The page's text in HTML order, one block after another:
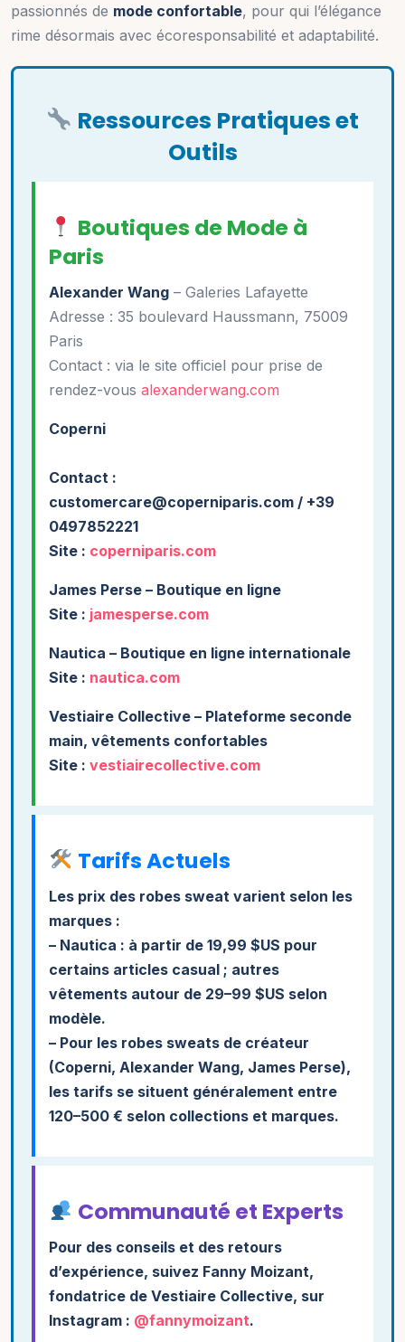
passionnés de mode confortable, pour qui l’élégance
rime désormais avec écoresponsabilité et adaptabilité.
Ressources Pratiques et
Outils
Boutiques de Mode à
Paris
Alexander Wang – Galeries Lafayette
Adresse : 35 boulevard Haussmann, 75009
Paris
Contact : via le site officiel pour prise de
rendez-vous alexanderwang.com
Coperni
Contact :
customercare@coperniparis.com / +39
0497852221
Site : coperniparis.com
James Perse – Boutique en ligne
Site : jamesperse.com
Nautica – Boutique en ligne internationale
Site : nautica.com
Vestiaire Collective – Plateforme seconde
main, vêtements confortables
Site : vestiairecollective.com
Tarifs Actuels
Les prix des robes sweat varient selon les
marques :
– Nautica : à partir de 19,99 $US pour
certains articles casual ; autres
vêtements autour de 29–99 $US selon
modèle.
– Pour les robes sweats de créateur
(Coperni, Alexander Wang, James Perse),
les tarifs se situent généralement entre
120–500 € selon collections et marques.
Communauté et Experts
Pour des conseils et des retours
d’expérience, suivez Fanny Moizant,
fondatrice de Vestiaire Collective, sur
Instagram : @fannymoizant.